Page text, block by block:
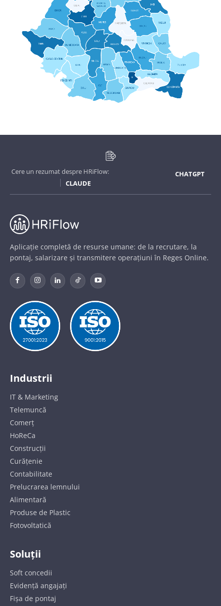
Cere un rezumat despre HRiFlow:
CHATGPT
CLAUDE
Aplicație completă de resurse umane: de la recrutare, la
pontaj, salarizare și transmitere operațiuni în Reges Online.
Industrii
IT & Marketing
Telemuncă
Comerț
HoReCa
Construcții
Curățenie
Contabilitate
Prelucrarea lemnului
Alimentară
Produse de Plastic
Fotovoltatică
Soluții
Soft concedii
Evidență angajați
Fișa de pontaj